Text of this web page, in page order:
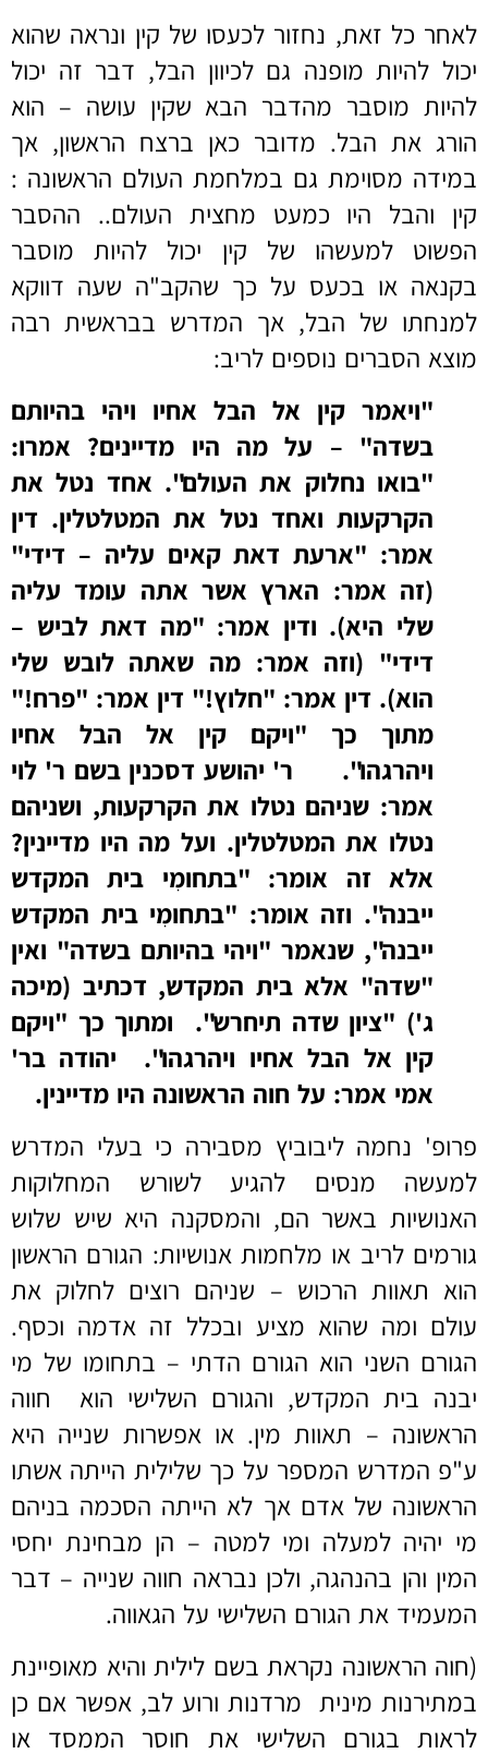
לאחר כל זאת, נחזור לכעסו של קין ונראה שהוא
יכול להיות מופנה גם לכיוון הבל, דבר זה יכול
להיות מוסבר מהדבר הבא שקין עושה – הוא
הורג את הבל. מדובר כאן ברצח הראשון, אך
במידה מסוימת גם במלחמת העולם הראשונה :
קין והבל היו כמעט מחצית העולם.. ההסבר
הפשוט למעשהו של קין יכול להיות מוסבר
בקנאה או בכעס על כך שהקב"ה שעה דווקא
למנחתו של הבל, אך המדרש בבראשית רבה
מוצא הסברים נוספים לריב:
"ויאמר קין אל הבל אחיו ויהי בהיותם
בשדה" – על מה היו מדיינים? אמרו:
"בואו נחלוק את העולם". אחד נטל את
הקרקעות ואחד נטל את המטלטלין. דין
אמר: "ארעת דאת קאים עליה – דידי"
(זה אמר: הארץ אשר אתה עומד עליה
שלי היא). ודין אמר: "מה דאת לביש –
דידי" (וזה אמר: מה שאתה לובש שלי
הוא). דין אמר: "חלוץ!" דין אמר: "פרח!"
מתוך כך "ויקם קין אל הבל אחיו
ויהרגהו". ר' יהושע דסכנין בשם ר' לוי
אמר: שניהם נטלו את הקרקעות, ושניהם
נטלו את המטלטלין. ועל מה היו מדיינין?
אלא זה אומר: "בתחומִי בית המקדש
ייבנה". וזה אומר: "בתחומִי בית המקדש
ייבנה", שנאמר "ויהי בהיותם בשדה" ואין
"שדה" אלא בית המקדש, דכתיב (מיכה
ג') "ציון שדה תיחרש". ומתוך כך "ויקם
קין אל הבל אחיו ויהרגהו". יהודה בר'
אמי אמר: על חוה הראשונה היו מדיינין.
פרופ' נחמה ליבוביץ מסבירה כי בעלי המדרש
למעשה מנסים להגיע לשורש המחלוקות
האנושיות באשר הם, והמסקנה היא שיש שלוש
גורמים לריב או מלחמות אנושיות: הגורם הראשון
הוא תאוות הרכוש – שניהם רוצים לחלוק את
עולם ומה שהוא מציע ובכלל זה אדמה וכסף.
הגורם השני הוא הגורם הדתי – בתחומו של מי
יבנה בית המקדש, והגורם השלישי הוא חווה
הראשונה – תאוות מין. או אפשרות שנייה היא
ע"פ המדרש המספר על כך שלילית הייתה אשתו
הראשונה של אדם אך לא הייתה הסכמה בניהם
מי יהיה למעלה ומי למטה – הן מבחינת יחסי
המין והן בהנהגה, ולכן נבראה חווה שנייה – דבר
המעמיד את הגורם השלישי על הגאווה.
(חוה הראשונה נקראת בשם לילית והיא מאופיינת
במתירנות מינית מרדנות ורוע לב, אפשר אם כן
לראות בגורם השלישי את חוסר הממסד או